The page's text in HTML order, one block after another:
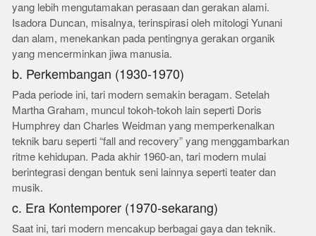
yang lebih mengutamakan perasaan dan gerakan alami.
Isadora Duncan, misalnya, terinspirasi oleh mitologi Yunani
dan alam, menekankan pada pentingnya gerakan organik
yang mencerminkan jiwa manusia.
b. Perkembangan (1930-1970)
Pada periode ini, tari modern semakin beragam. Setelah
Martha Graham, muncul tokoh-tokoh lain seperti Doris
Humphrey dan Charles Weidman yang memperkenalkan
teknik baru seperti “fall and recovery” yang menggambarkan
ritme kehidupan. Pada akhir 1960-an, tari modern mulai
berintegrasi dengan bentuk seni lainnya seperti teater dan
musik.
c. Era Kontemporer (1970-sekarang)
Saat ini, tari modern mencakup berbagai gaya dan teknik.